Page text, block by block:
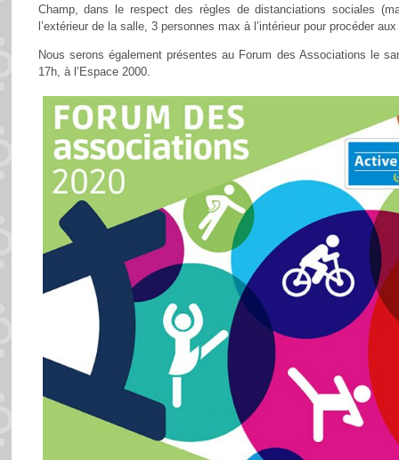
Champ, dans le respect des règles de distanciations sociales
l’extérieur de la salle, 3 personnes max à l’intérieur pour procéder
Nous serons également présentes au Forum des Associations le
17h, à l’Espace 2000.